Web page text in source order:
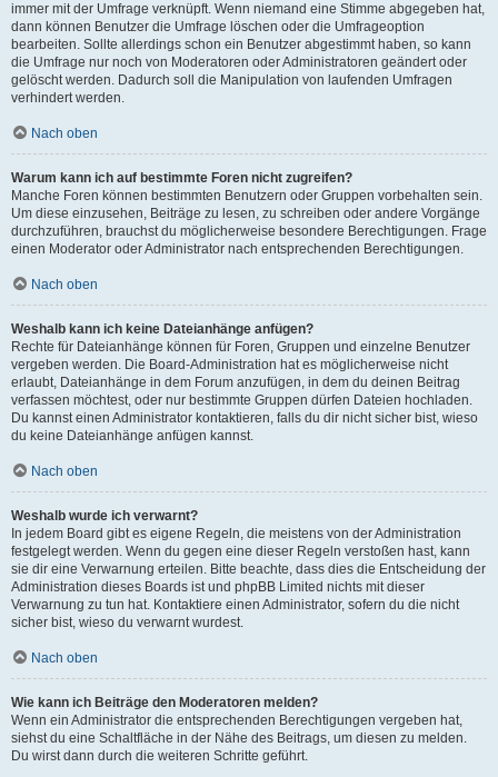
immer mit der Umfrage verknüpft. Wenn niemand eine Stimme abgegeben hat,
dann können Benutzer die Umfrage löschen oder die Umfrageoption
bearbeiten. Sollte allerdings schon ein Benutzer abgestimmt haben, so kann
die Umfrage nur noch von Moderatoren oder Administratoren geändert oder
gelöscht werden. Dadurch soll die Manipulation von laufenden Umfragen
verhindert werden.
Nach oben
Warum kann ich auf bestimmte Foren nicht zugreifen?
Manche Foren können bestimmten Benutzern oder Gruppen vorbehalten sein.
Um diese einzusehen, Beiträge zu lesen, zu schreiben oder andere Vorgänge
durchzuführen, brauchst du möglicherweise besondere Berechtigungen. Frage
einen Moderator oder Administrator nach entsprechenden Berechtigungen.
Nach oben
Weshalb kann ich keine Dateianhänge anfügen?
Rechte für Dateianhänge können für Foren, Gruppen und einzelne Benutzer
vergeben werden. Die Board-Administration hat es möglicherweise nicht
erlaubt, Dateianhänge in dem Forum anzufügen, in dem du deinen Beitrag
verfassen möchtest, oder nur bestimmte Gruppen dürfen Dateien hochladen.
Du kannst einen Administrator kontaktieren, falls du dir nicht sicher bist, wieso
du keine Dateianhänge anfügen kannst.
Nach oben
Weshalb wurde ich verwarnt?
In jedem Board gibt es eigene Regeln, die meistens von der Administration
festgelegt werden. Wenn du gegen eine dieser Regeln verstoßen hast, kann
sie dir eine Verwarnung erteilen. Bitte beachte, dass dies die Entscheidung der
Administration dieses Boards ist und phpBB Limited nichts mit dieser
Verwarnung zu tun hat. Kontaktiere einen Administrator, sofern du die nicht
sicher bist, wieso du verwarnt wurdest.
Nach oben
Wie kann ich Beiträge den Moderatoren melden?
Wenn ein Administrator die entsprechenden Berechtigungen vergeben hat,
siehst du eine Schaltfläche in der Nähe des Beitrags, um diesen zu melden.
Du wirst dann durch die weiteren Schritte geführt.